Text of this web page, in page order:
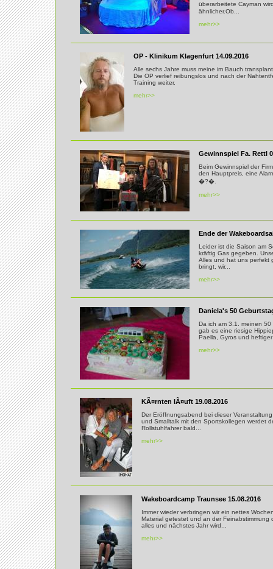
überarbeitete Cayman
ähnlicher.Ob...
mehr>>
OP - Klinikum Klagenfurt 14.09.2016
Alle sechs Jahre muss meine im Bauch
Die OP verlief reibungslos und nach der
Training weiter.
mehr>>
Gewinnspiel Fa. Rettl
Beim Gewinnspiel der
den Hauptpreis, eine
�?�.
mehr>>
Ende der
Leider ist die Saison am
kräftig Gas gegeben.
Alles und hat uns perfekt
bringt, wir...
mehr>>
Daniela's 50
Da ich am 3.1. meinen
gab es eine riesige
Paella, Gyros und
mehr>>
KÃ¤rnten lÃ¤uft 19.08.2016
Der Eröffnungsabend bei dieser
und Smalltalk mit den Sportskollegen werdet
Rollstuhlfahrer bald...
mehr>>
Wakeboardcamp Traunsee 15.08.2016
Immer wieder verbringen wir ein nettes
Material getestet und an der
alles und nächstes Jahr wird...
mehr>>